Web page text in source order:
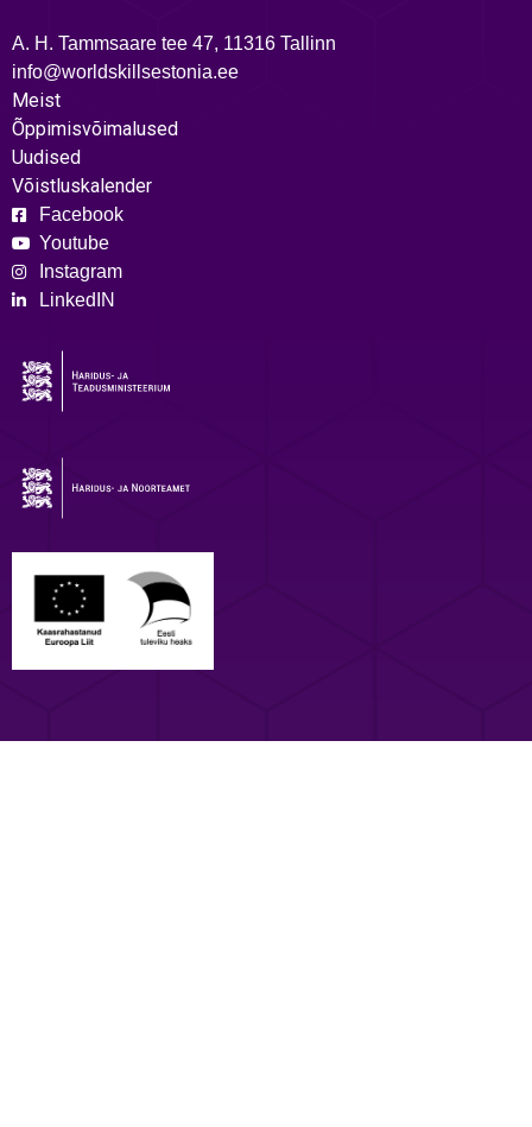
A. H. Tammsaare tee 47, 11316 Tallinn
info@worldskillsestonia.ee
Meist
Õppimisvõimalused
Uudised
Võistluskalender
Facebook
Youtube
Instagram
LinkedIN